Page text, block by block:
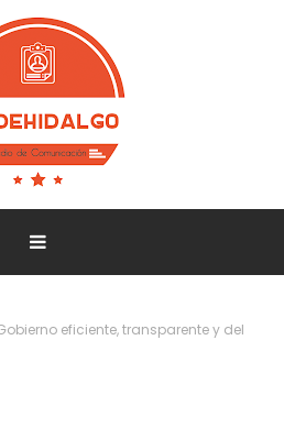
eficiente, transparente y del